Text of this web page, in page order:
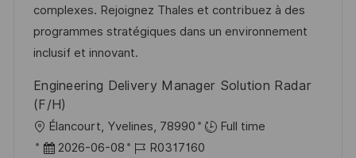
i
c
h
u
n
g
d
e
r
e
D
g
o
r
e
complexes. Rejoignez Thales et contribuez à des
programmes stratégiques dans un environnement
inclusif et innovant.
Engineering Delivery Manager Solution Radar
(F/H)
O
r
Élancourt, Yvelines, 78990
Full time
D 2026-06-08
J
R0317160